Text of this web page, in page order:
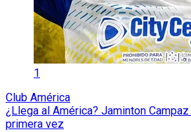
1
Club América
¿Llega al América? Jaminton
primera vez